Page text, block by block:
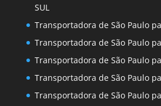
SUL
Transportadora de São Paulo
Transportadora de São Paulo
Transportadora de São Paulo
Transportadora de São Paulo
Transportadora de São Paulo